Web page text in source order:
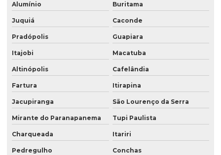
Alumínio Buritama
Juquiá Caconde
Pradópolis Guapiara
Itajobi Macatuba
Altinópolis Cafelândia
Fartura Itirapina
Jacupiranga São Lourenço da Serra
Mirante do Paranapanema Tupi Paulista
Charqueada Itariri
Pedregulho Conchas